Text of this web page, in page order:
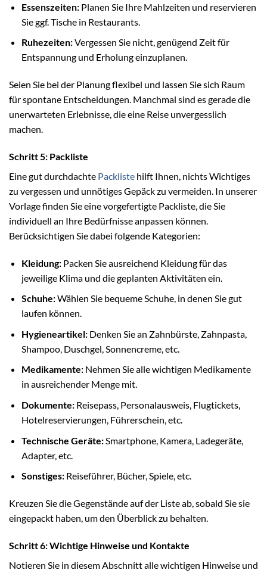
Essenszeiten:Planen Sie Ihre Mahlzeiten und reservieren
Sie ggf. Tische in Restaurants.
Ruhezeiten:Vergessen Sie nicht, genügend Zeit für
Entspannung und Erholung einzuplanen.
Seien Sie bei der Planung flexibel und lassen Sie sich Raum
für spontane Entscheidungen. Manchmal sind es gerade die
unerwarteten Erlebnisse, die eine Reise unvergesslich
machen.
Schritt 5: Packliste
Eine gut durchdachte Packliste hilft Ihnen, nichts Wichtiges
zu vergessen und unnötiges Gepäck zu vermeiden. In unserer
Vorlage finden Sie eine vorgefertigte Packliste, die Sie
individuell an Ihre Bedürfnisse anpassen können.
Berücksichtigen Sie dabei folgende Kategorien:
Kleidung:Packen Sie ausreichend Kleidung für das
jeweilige Klima und die geplanten Aktivitäten ein.
Schuhe:Wählen Sie bequeme Schuhe, in denen Sie gut
laufen können.
Hygieneartikel:Denken Sie an Zahnbürste, Zahnpasta,
Shampoo, Duschgel, Sonnencreme, etc.
Medikamente:Nehmen Sie alle wichtigen Medikamente
in ausreichender Menge mit.
Dokumente:Reisepass, Personalausweis, Flugtickets,
Hotelreservierungen, Führerschein, etc.
Technische Geräte:Smartphone, Kamera, Ladegeräte,
Adapter, etc.
Sonstiges:Reiseführer, Bücher, Spiele, etc.
Kreuzen Sie die Gegenstände auf der Liste ab, sobald Sie sie
eingepackt haben, um den Überblick zu behalten.
Schritt 6: Wichtige Hinweise und Kontakte
Notieren Sie in diesem Abschnitt alle wichtigen Hinweise und